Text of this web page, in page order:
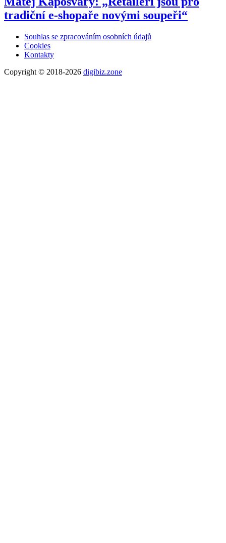
tradiční e-shopaře novými soupeři“
Souhlas se zpracováním osobních údajů
Cookies
Kontakty
Copyright © 2018-2026 digibiz.zone